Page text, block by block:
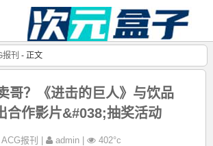
报刊 - 正文
哥？《进击的巨人》与饮品
合作影片&#038;抽奖活动
ACG报刊 admin | 402°c